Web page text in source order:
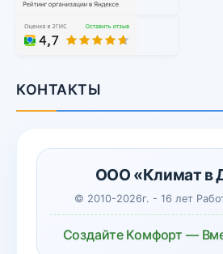
КОНТАКТЫ
ООО «Климат в
© 2010-2026г. - 16 лет
Создайте Комфорт —